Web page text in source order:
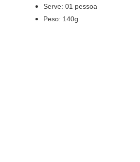
Serve: 01 pessoa
Peso: 140g